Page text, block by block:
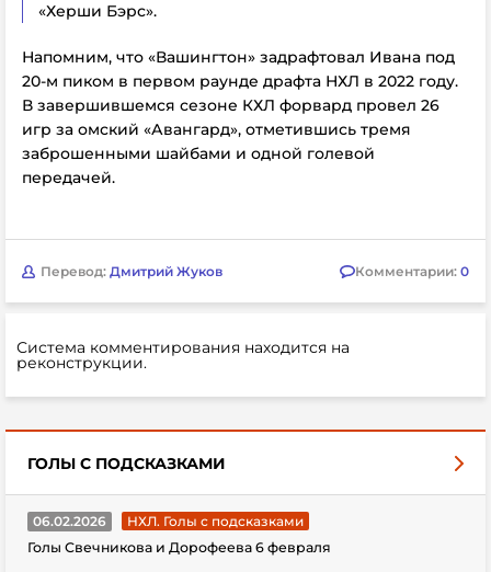
«Херши Бэрс».
Напомним, что «Вашингтон» задрафтовал Ивана под
20-м пиком в первом раунде драфта НХЛ в 2022 году.
В завершившемся сезоне КХЛ форвард провел 26
игр за омский «Авангард», отметившись тремя
заброшенными шайбами и одной голевой
передачей.
Перевод: Дмитрий Жуков Комментарии: 0
Система комментирования находится на
реконструкции.
ГОЛЫ С ПОДСКАЗКАМИ
06.02.2026
НХЛ. Голы с подсказками
Голы Свечникова и Дорофеева 6 февраля